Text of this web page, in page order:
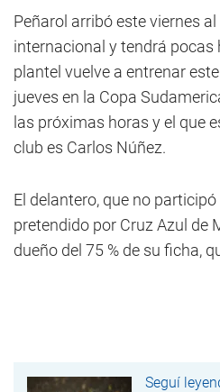
Peñarol arribó este viernes
internacional y tendrá pocas
plantel vuelve a entrenar
jueves en la Copa
las próximas horas y el que
club es Carlos Núñez.
El delantero, que no
pretendido por Cruz Azul de
dueño del 75 % de su ficha,
Seguí